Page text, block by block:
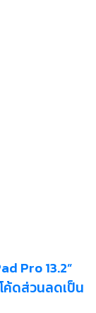
Pro 13.2”
ค้ดส่วนลดเป็น